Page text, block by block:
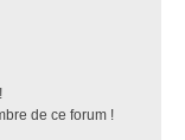
de ce forum !